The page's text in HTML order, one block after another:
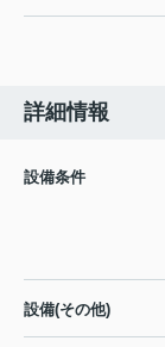
詳細情報
設備条件
設備(その他)